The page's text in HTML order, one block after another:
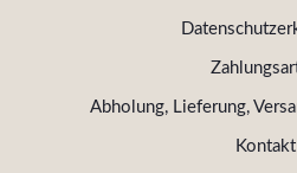
Abholung, Lieferung,
Kontakt